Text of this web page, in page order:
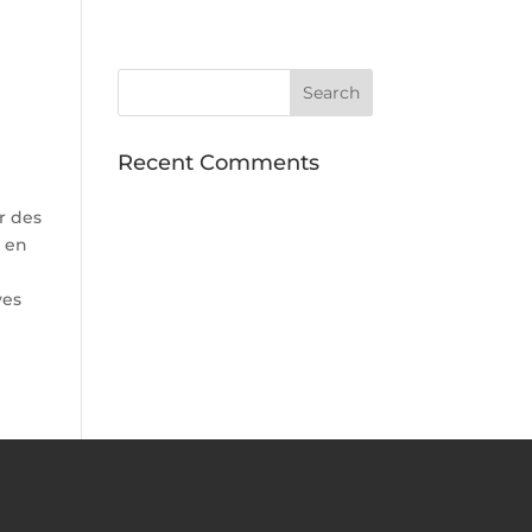
des
en
Recent Comments